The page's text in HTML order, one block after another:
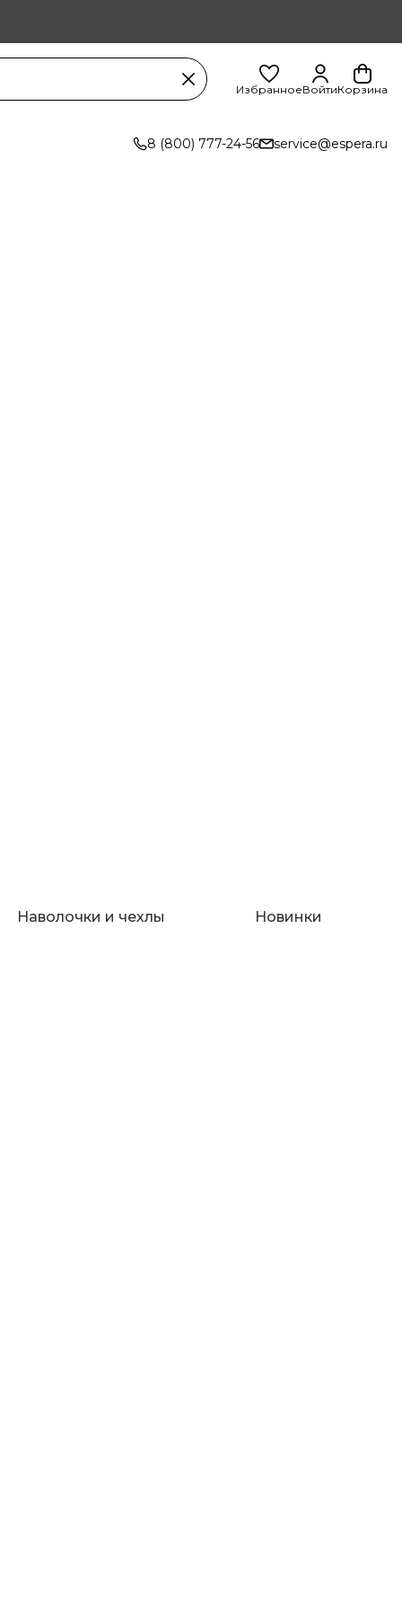
ИзбранноеВойтиКорзина
8 (800) 777-24-56 service@espera.ru
Наволочки и чехлы Новинки